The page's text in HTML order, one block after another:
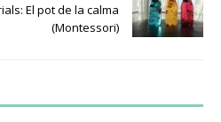
El pot de la calma
(Montessori)